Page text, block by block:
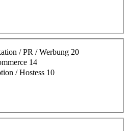
/ PR / Werbung 20
14
/ Hostess 10